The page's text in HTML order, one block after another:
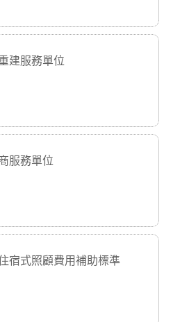
建服務單位
服務單位
宿式照顧費用補助標準